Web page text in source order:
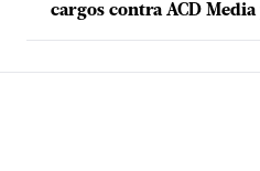
cargos contra ACD